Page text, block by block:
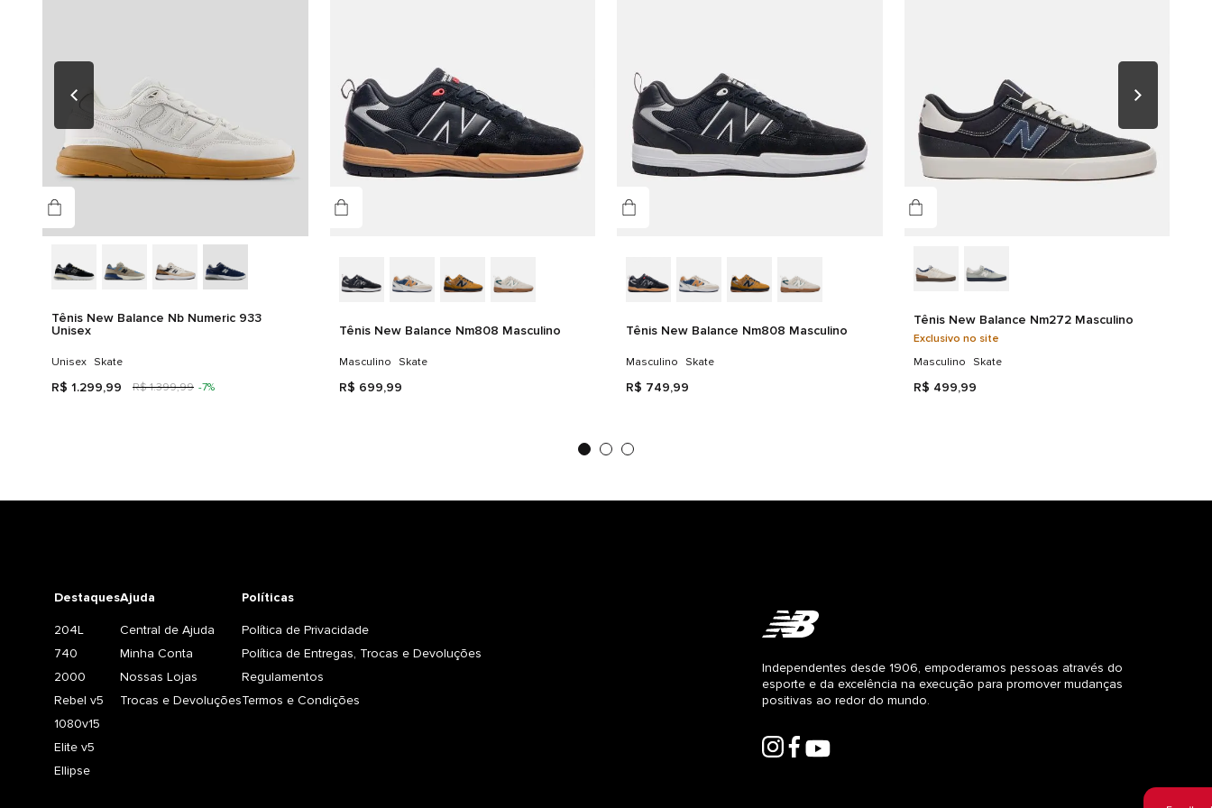
Tênis New Balance Nb Numeric 933
Unisex
Unisex Skate
R$ 1.299,99 R$ 1.399,99 -7%
Tênis New Balance Nm808 Masculino
Masculino Skate
R$ 699,99
Tênis New Balance Nm808 Masculino
Masculino Skate
R$ 749,99
Tênis New Balance Nm272 Masculino
Exclusivo no site
Masculino
Skate
R$ 499,99
Destaques
204L
740
2000
Rebel v5
1080v15
Elite v5
Ellipse
Ajuda
Central de Ajuda
Minha Conta
Nossas Lojas
Trocas e Devoluções
Políticas
Política de Privacidade
Política de Entregas, Trocas e Devoluções
Regulamentos
Termos e Condições
Independentes desde 1906, empoderamos pessoas através do
esporte e da excelência na execução para promover mudanças
positivas ao redor do mundo.